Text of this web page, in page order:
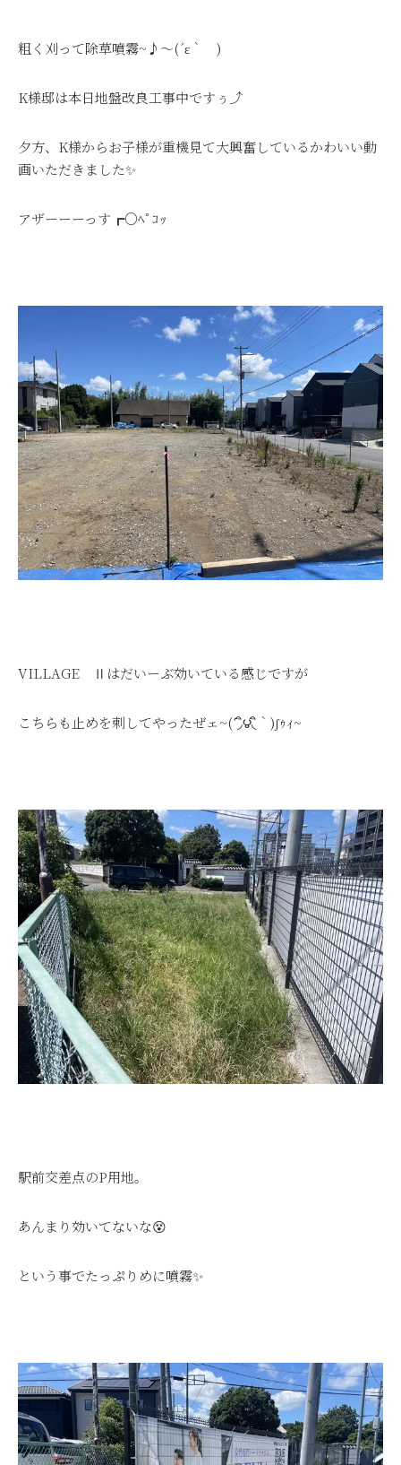
粗く刈って除草噴霧~♪～(´ε｀ )
K様邸は本日地盤改良工事中ですぅ⤴
夕方、K様からお子様が重機見て大興奮しているかわいい動
画いただきました✨
アザーーーっす┏○ﾍﾟｺｯ
VILLAGE Ⅱはだいーぶ効いている感じですが
こちらも止めを刺してやったぜェ~(΄◞౪◟ ‵ )ʃｩｨ~
駅前交差点のP用地。
あんまり効いてないな😵
という事でたっぷりめに噴霧✨